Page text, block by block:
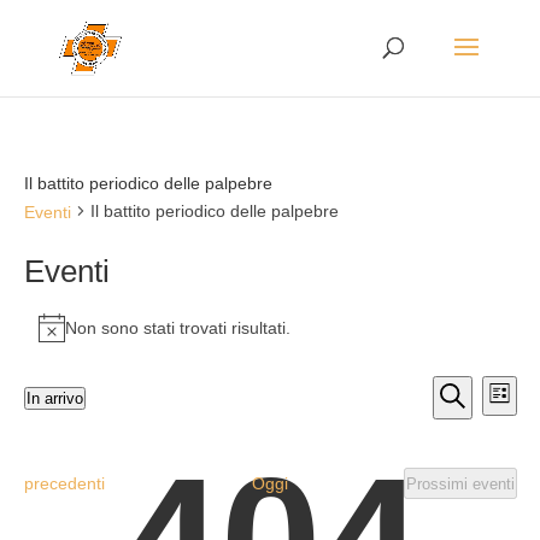
Il battito periodico delle palpebre
Eventi
Il battito periodico delle palpebre
Eventi
Notice
Non sono stati trovati risultati.
Eventi
Ricerca
viste
Cerca
Lista
In arrivo
Eventi
precedenti Oggi Prossimi eventi